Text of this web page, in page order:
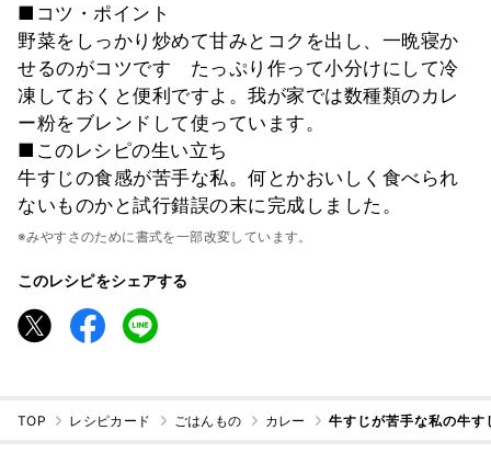
■コツ・ポイント
野菜をしっかり炒めて甘みとコクを出し、一晩寝か
せるのがコツです たっぷり作って小分けにして冷
凍しておくと便利ですよ。我が家では数種類のカレ
ー粉をブレンドして使っています。
■このレシピの生い立ち
牛すじの食感が苦手な私。何とかおいしく食べられ
ないものかと試行錯誤の末に完成しました。
※みやすさのために書式を一部改変しています。
このレシピをシェアする
TOP レシピカード ごはんもの カレー 牛すじが苦手な私の牛す